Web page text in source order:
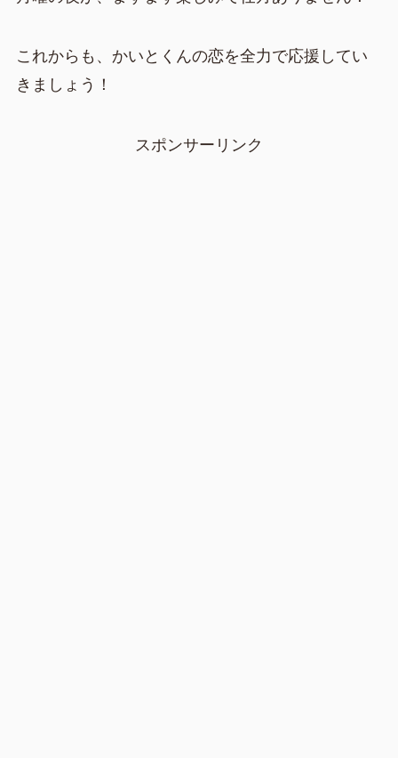
これからも、かいとくんの恋を全力で応援してい
きましょう！
スポンサーリンク